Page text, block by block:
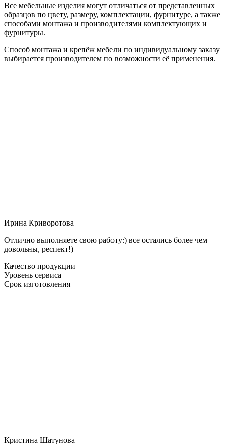
Все мебельные изделия могут отличаться от представленных
образцов по цвету, размеру, комплектации, фурнитуре, а также
способами монтажа и производителями комплектующих и
фурнитуры.
Способ монтажа и крепёж мебели по индивидуальному заказу
выбирается производителем по возможности её применения.
Ирина Криворотова
Отлично выполняете свою работу:) все остались более чем
довольны, респект!)
Качество продукции
Уровень сервиса
Срок изготовления
Кристина Шатунова